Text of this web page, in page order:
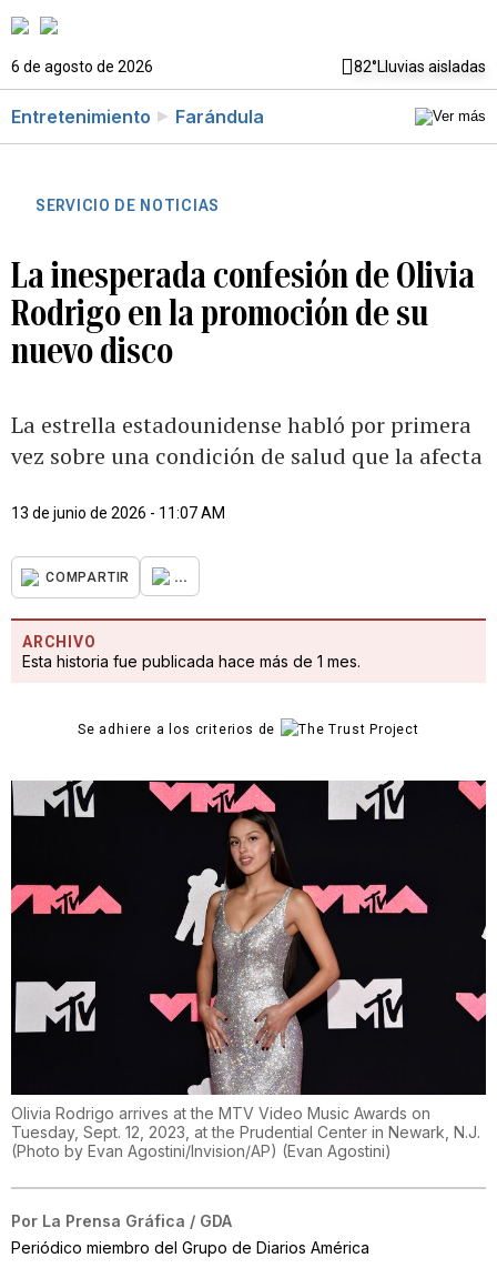
6 de agosto de 2026 82°Lluvias aisladas
Entretenimiento Farándula
SERVICIO DE NOTICIAS
La inesperada confesión de Olivia
Rodrigo en la promoción de su
nuevo disco
La estrella estadounidense habló por primera
vez sobre una condición de salud que la afecta
13 de junio de 2026 - 11:07 AM
COMPARTIR ...
ARCHIVO
Esta historia fue publicada hace más de 1 mes.
Se adhiere a los criterios de
Olivia Rodrigo arrives at the MTV Video Music Awards on
Tuesday, Sept. 12, 2023, at the Prudential Center in Newark, N.J.
(Photo by Evan Agostini/Invision/AP) (Evan Agostini)
Por La Prensa Gráfica / GDA
Periódico miembro del Grupo de Diarios América